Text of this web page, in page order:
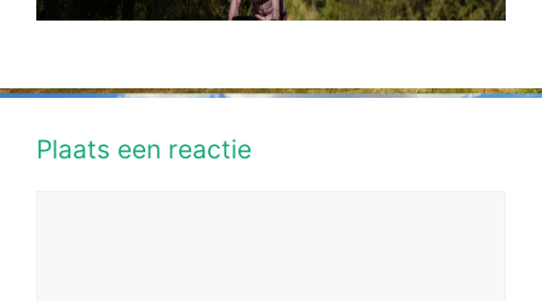
Plaats een reactie